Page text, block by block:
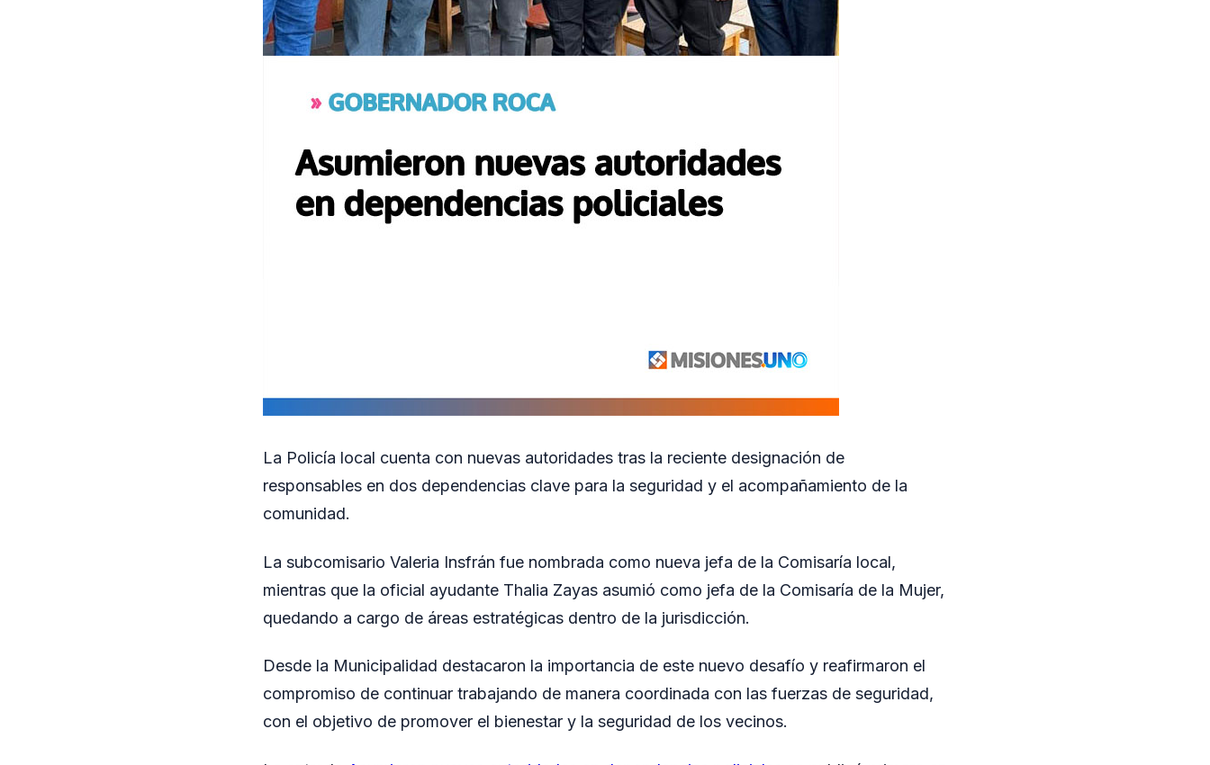
La Policía local cuenta con nuevas autoridades tras la reciente designación de
responsables en dos dependencias clave para la seguridad y el acompañamiento de la
comunidad.
La subcomisario Valeria Insfrán fue nombrada como nueva jefa de la Comisaría local,
mientras que la oficial ayudante Thalia Zayas asumió como jefa de la Comisaría de la Mujer,
quedando a cargo de áreas estratégicas dentro de la jurisdicción.
Desde la Municipalidad destacaron la importancia de este nuevo desafío y reafirmaron el
compromiso de continuar trabajando de manera coordinada con las fuerzas de seguridad,
con el objetivo de promover el bienestar y la seguridad de los vecinos.